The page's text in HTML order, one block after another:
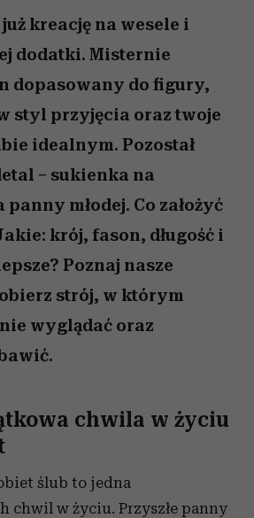
kreację na wesele i
dodatki. Misternie
dopasowany do figury,
styl przyjęcia oraz twoje
idealnym. Pozostał
– sukienka na
młodej. Co założyć
krój, fason, długość i
Poznaj nasze
strój, w którym
wyglądać oraz
chwila w życiu
ślub to jedna
chwil w życiu. Przyszłe panny